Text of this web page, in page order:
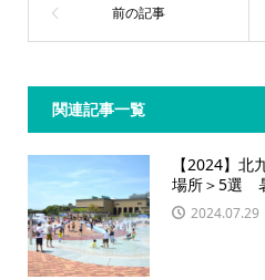
関連記事一覧
【2024】
場所＞5選
2024.07.29